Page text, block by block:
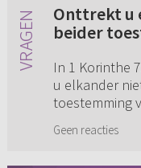
Onttrekt u
beider
In 1 Korinthe
u elkander
toestemming
wederom
Geen reacties